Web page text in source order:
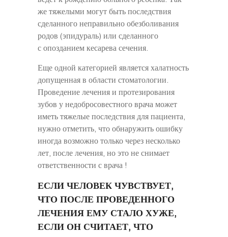
же тяжелыми могут быть последствия
сделанного неправильно обезболивания
родов (эпидураль) или сделанного
с опозданием кесарева сечения.
Еще одной категорией является халатность
допущенная в области стоматологии.
Проведение лечения и протезирования
зубов у недобросовестного врача может
иметь тяжелые последствия для пациента,
нужно отметить, что обнаружить ошибку
иногда возможно только через несколько
лет, после лечения, но это не снимает
ответственности с врача !
ЕСЛИ ЧЕЛОВЕК ЧУВСТВУЕТ,
ЧТО ПОСЛЕ ПРОВЕДЕННОГО
ЛЕЧЕНИЯ ЕМУ СТАЛО ХУЖЕ,
ЕСЛИ ОН СЧИТАЕТ, ЧТО